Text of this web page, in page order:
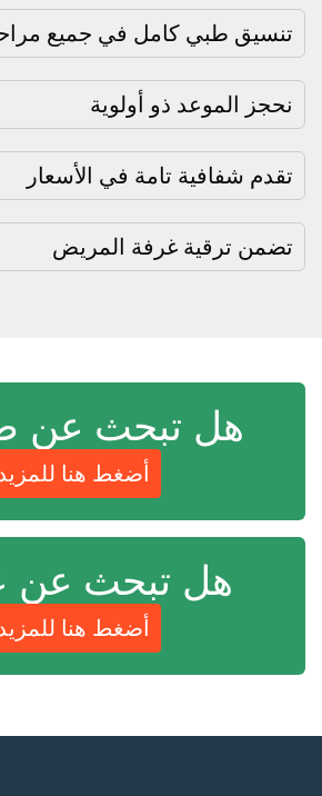
تنسيق طبي كامل في جميع
نحجز الموعد ذو أولوية
تقدم شفافية تامة في الأسعار
تضمن ترقية غرفة المريض
هل تبحث عن
أضغط هنا
هل تبحث عن
أضغط هنا